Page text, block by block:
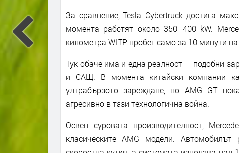
За сравнение, Tesla Cybertruck достига
момента работят около 350–400 kW.
километра WLTP пробег само за 10 минути
Тук обаче има и една реалност — подобни
и САЩ. В момента китайски компании
ултрабързото зареждане, но AMG GT
агресивно в тази технологична война.
Освен суровата производителност,
класическите AMG модели.